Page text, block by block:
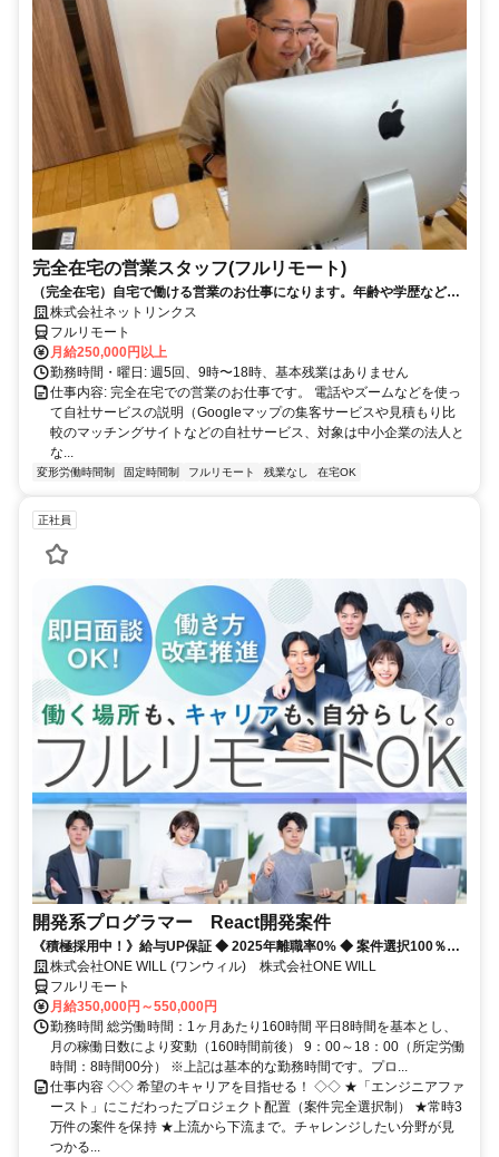
完全在宅の営業スタッフ(フルリモート)
（完全在宅）自宅で働ける営業のお仕事になります。年齢や学歴など問
いません。
株式会社ネットリンクス
フルリモート
月給250,000円以上
勤務時間・曜日: 週5回、9時〜18時、基本残業はありません
仕事内容: 完全在宅での営業のお仕事です。 電話やズームなどを使っ
て自社サービスの説明（Googleマップの集客サービスや見積もり比
較のマッチングサイトなどの自社サービス、対象は中小企業の法人と
な...
変形労働時間制 固定時間制 フルリモート 残業なし 在宅OK
正社員
開発系プログラマー React開発案件
《積極採用中！》給与UP保証 ◆ 2025年離職率0% ◆ 案件選択100％！
◆ 平均残業7時間！
株式会社ONE WILL (ワンウィル) 株式会社ONE WILL
フルリモート
月給350,000円～550,000円
勤務時間 総労働時間：1ヶ月あたり160時間 平日8時間を基本とし、
月の稼働日数により変動（160時間前後） 9：00～18：00（所定労働
時間：8時間00分） ※上記は基本的な勤務時間です。プロ...
仕事内容 ◇◇ 希望のキャリアを目指せる！ ◇◇ ★「エンジニアファ
ースト」にこだわったプロジェクト配置（案件完全選択制） ★常時3
万件の案件を保持 ★上流から下流まで。チャレンジしたい分野が見
つかる...